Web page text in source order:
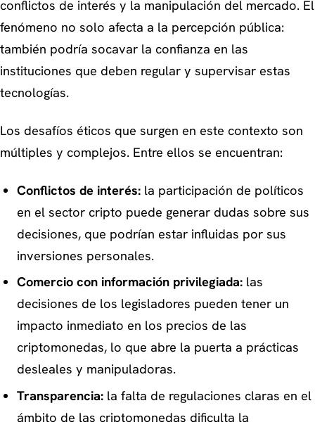
conflictos de interés y la manipulación del mercado. El
fenómeno no solo afecta a la percepción pública:
también podría socavar la confianza en las
instituciones que deben regular y supervisar estas
tecnologías.
Los desafíos éticos que surgen en este contexto son
múltiples y complejos. Entre ellos se encuentran:
Conflictos de interés:la participación de políticos
en el sector cripto puede generar dudas sobre sus
decisiones, que podrían estar influidas por sus
inversiones personales.
Comercio con información privilegiada:las
decisiones de los legisladores pueden tener un
impacto inmediato en los precios de las
criptomonedas, lo que abre la puerta a prácticas
desleales y manipuladoras.
Transparencia:la falta de regulaciones claras en el
ámbito de las criptomonedas dificulta la